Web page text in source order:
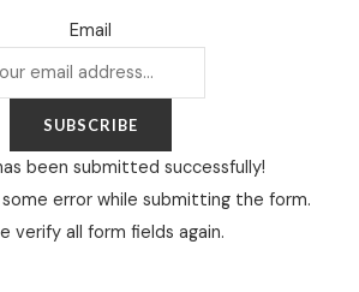
Email
SUBSCRIBE
been submitted successfully!
error while submitting the form.
verify all form fields again.